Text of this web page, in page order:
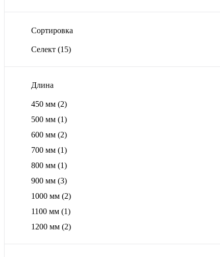
Сортировка
Селект (15)
Длина
450 мм (2)
500 мм (1)
600 мм (2)
700 мм (1)
800 мм (1)
900 мм (3)
1000 мм (2)
1100 мм (1)
1200 мм (2)